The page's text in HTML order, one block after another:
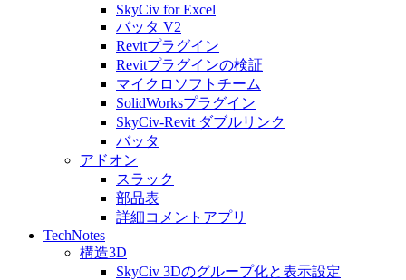
SkyCiv for Excel
バッタ V2
Revitプラグイン
Revitプラグインの検証
マイクロソフトチーム
SolidWorksプラグイン
SkyCiv-Revit ダブルリンク
バッタ
アドオン
スラック
部品表
詳細コメントアプリ
TechNotes
構造3D
SkyCiv 3Dのグループ化と表示設定